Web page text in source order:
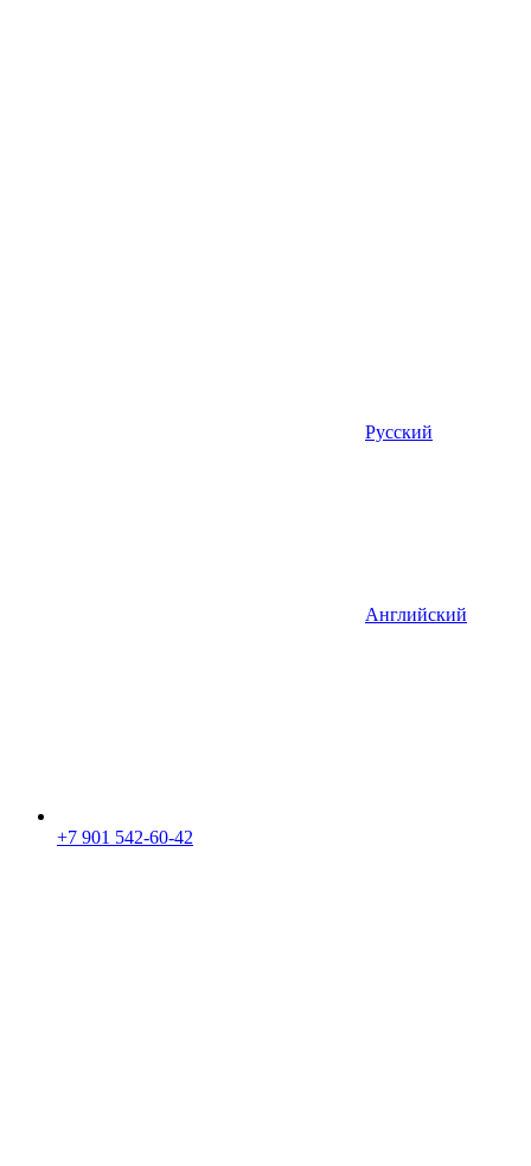
Русский
Английский
+7 901 542-60-42